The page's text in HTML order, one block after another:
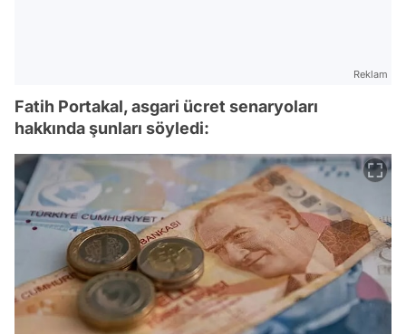
Reklam
Fatih Portakal, asgari ücret senaryoları
hakkında şunları söyledi: